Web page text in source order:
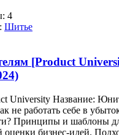
4
Шитье
[Product
University Название:
не работать себе в
Принципы и шаблоны
оценки бизнес-идей.